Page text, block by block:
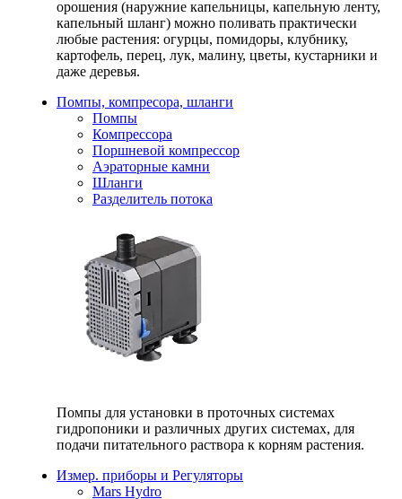
орошения (наружние капельницы, капельную ленту,
капельный шланг) можно поливать практически
любые растения: огурцы, помидоры, клубнику,
картофель, перец, лук, малину, цветы, кустарники и
даже деревья.
Помпы, компресора, шланги
Помпы
Компрессора
Поршневой компрессор
Аэраторные камни
Шланги
Разделитель потока
Помпы для установки в проточных системах
гидропоники и различных других системах, для
подачи питательного раствора к корням растения.
Измер. приборы и Регуляторы
Mars Hydro